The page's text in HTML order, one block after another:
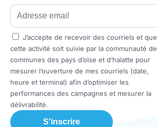
J’accepte de recevoir des courriels et que
cette activité soit suivie par la communauté de
communes des pays d’oise et d’halatte pour
mesurer l’ouverture de mes courriels (date,
heure et terminal) afin d’optimiser les
performances des campagnes et mesurer la
délivrabilité.